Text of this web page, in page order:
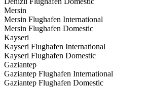
Mersin
Mersin Flughafen International
Mersin Flughafen Domestic
Kayseri
Kayseri Flughafen International
Kayseri Flughafen Domestic
Gaziantep
Gaziantep Flughafen International
Gaziantep Flughafen Domestic